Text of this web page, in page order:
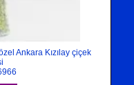
Ankara Kızılay çiçek